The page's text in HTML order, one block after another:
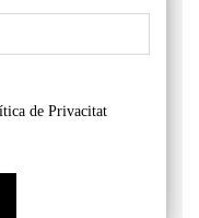
de Privacitat